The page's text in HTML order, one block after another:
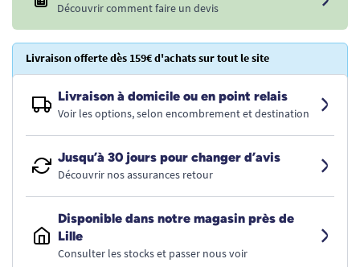
Découvrir comment faire un devis
Livraison offerte dès 159€ d'achats sur tout le site
Livraison à domicile ou en point relais
Voir les options, selon encombrement et destination
Jusqu’à 30 jours pour changer d’avis
Découvrir nos assurances retour
Disponible dans notre magasin près de
Lille
Consulter les stocks et passer nous voir